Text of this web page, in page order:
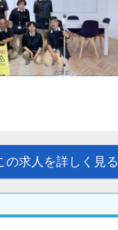
の求人を詳しく見る